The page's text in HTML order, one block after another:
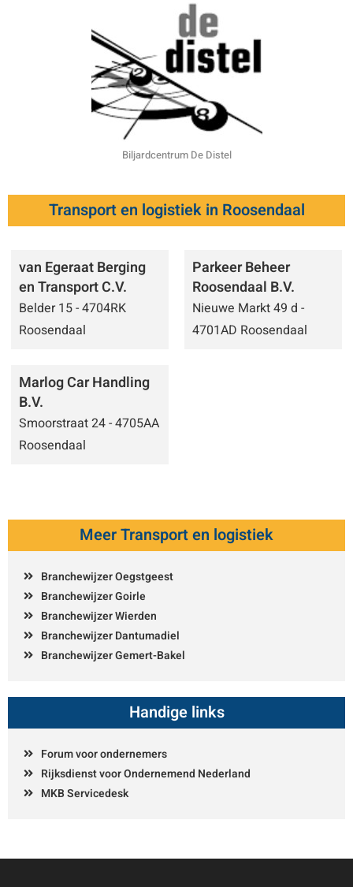
Biljardcentrum De Distel
Transport en logistiek in Roosendaal
van Egeraat Berging
en Transport C.V.
Belder 15 - 4704RK
Roosendaal
Parkeer Beheer
Roosendaal B.V.
Nieuwe Markt 49 d -
4701AD Roosendaal
Marlog Car Handling
B.V.
Smoorstraat 24 - 4705AA
Roosendaal
Meer Transport en logistiek
Branchewijzer Oegstgeest
Branchewijzer Goirle
Branchewijzer Wierden
Branchewijzer Dantumadiel
Branchewijzer Gemert-Bakel
Handige links
Forum voor ondernemers
Rijksdienst voor Ondernemend Nederland
MKB Servicedesk